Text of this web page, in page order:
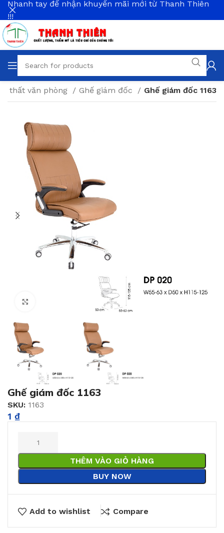
thất văn phòng Ghế giám đốc Ghế giám đốc 1163
Ghế giám đốc 1163
SKU: 1163
1 ₫
THÊM VÀO GIỎ HÀNG
BUY NOW
Add to wishlist Compare
Nhanh tay để nhận khuyến mãi mới từ Thanh Thiên
!!!